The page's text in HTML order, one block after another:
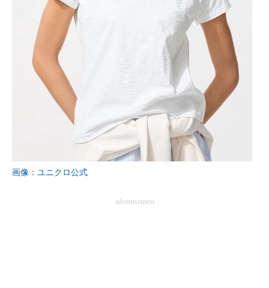
経営リーダーのコミュニティ
マーケ×ITの今がよく分かる
ITエンジニア向け専門サイト
企業向けIT製品の総合サイト
IT製品の技術・比較・事例
製造業のIT導入・活用を支援
モノづくり技術者専門サイト
画像：ユニクロ公式
advertisement